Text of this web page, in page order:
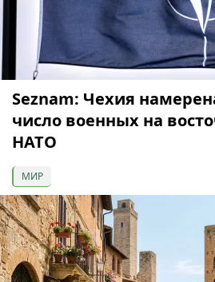
Seznam: Чехия
число военных на
НАТО
МИР